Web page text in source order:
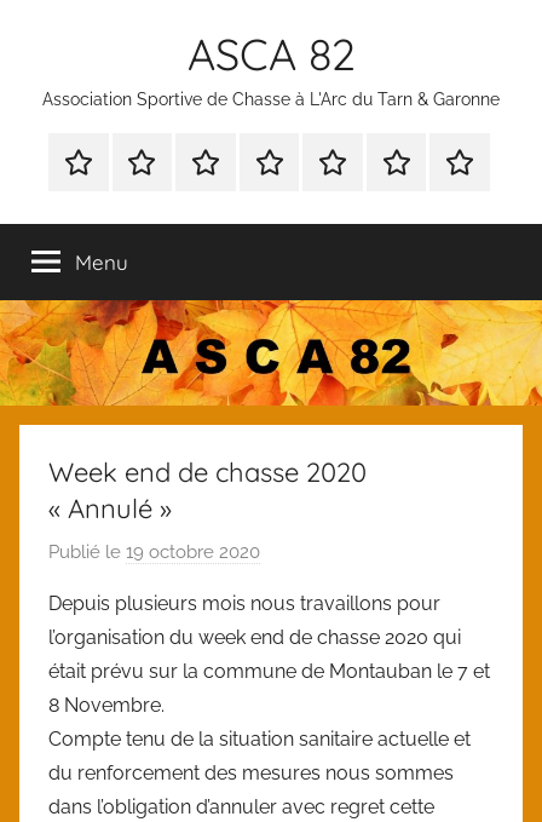
ASCA 82
Association Sportive de Chasse à L'Arc du Tarn & Garonne
Bienvenue
Nous
Notre
Nos
Agenda
activités
documents
des
membres
Documents
télécharger
Nos
Menu
Week end de chasse 2020
« Annulé »
Publié le 19 octobre 2020
r
l
o
c
Depuis plusieurs mois nous travaillons pour
l’organisation du week end de chasse 2020 qui
était prévu sur la commune de Montauban le 7 et
8 Novembre.
Compte tenu de la situation sanitaire actuelle et
du renforcement des mesures nous sommes
dans l’obligation d’annuler avec regret cette